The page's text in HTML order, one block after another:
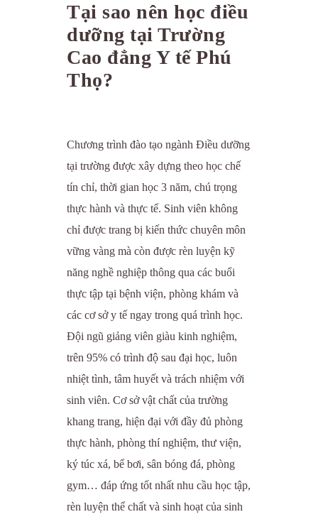
Tại sao nên học điều
dưỡng tại Trường
Cao đẳng Y tế Phú
Thọ?
Chương trình đào tạo ngành Điều dưỡng
tại trường được xây dựng theo học chế
tín chỉ, thời gian học 3 năm, chú trọng
thực hành và thực tế. Sinh viên không
chỉ được trang bị kiến thức chuyên môn
vững vàng mà còn được rèn luyện kỹ
năng nghề nghiệp thông qua các buổi
thực tập tại bệnh viện, phòng khám và
các cơ sở y tế ngay trong quá trình học.
Đội ngũ giảng viên giàu kinh nghiệm,
trên 95% có trình độ sau đại học, luôn
nhiệt tình, tâm huyết và trách nhiệm với
sinh viên. Cơ sở vật chất của trường
khang trang, hiện đại với đầy đủ phòng
thực hành, phòng thí nghiệm, thư viện,
ký túc xá, bể bơi, sân bóng đá, phòng
gym… đáp ứng tốt nhất nhu cầu học tập,
rèn luyện thể chất và sinh hoạt của sinh